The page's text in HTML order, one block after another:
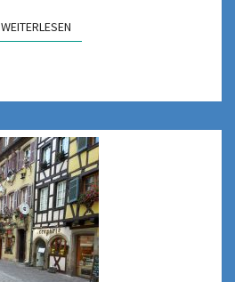
WEITERLESENWEITERLESEN